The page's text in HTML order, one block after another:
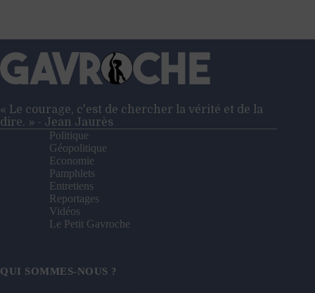
« Le courage, c'est de chercher la vérité et de la
dire. » - Jean Jaurès
Politique
Géopolitique
Economie
Pamphlets
Entretiens
Reportages
Vidéos
Le Petit Gavroche
QUI SOMMES-NOUS ?